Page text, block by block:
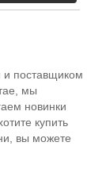
поставщиком
мы
новинки
купить
вы можете